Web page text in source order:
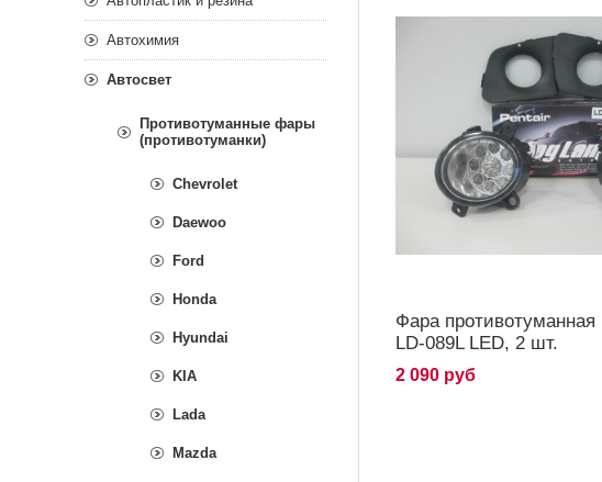
Фара противотуманная
LD-089L LED, 2 шт.
2 090 руб
Автохимия
Автосвет
Противотуманные фары
(противотуманки)
Chevrolet
Daewoo
Ford
Honda
Hyundai
KIA
Lada
Mazda